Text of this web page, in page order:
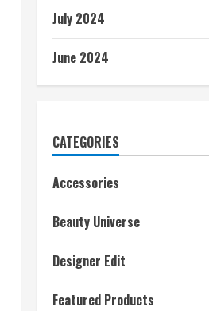
July 2024
June 2024
CATEGORIES
Accessories
Beauty Universe
Designer Edit
Featured Products